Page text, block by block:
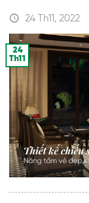
24 Th11, 2022
24
Th11